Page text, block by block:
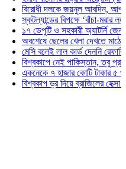
বিরোধী দলকে জয়নুল আবদিন, আপনারা ৭১
স্কটল্যান্ডের বিপক্ষে ‘বাঁচা-মরার লড়াইয়ে’
১৭ ডেপুটি ও সহকারী অ্যাটর্নি জেনারেলের
অবশেষে ছেলের খেলা দেখতে মাঠে আসছেন
মেসি বলেই লাল কার্ড দেননি রেফারি! ফাউল
বিশ্বকাপে নেই পাকিস্তান, তবু প্রতিটি
একনেকে ৭ হাজার কোটি টাকার ৫
বিশ্বকাপ ড্র দিয়ে ব্রাজিলের হেক্সা মিশন শুরু